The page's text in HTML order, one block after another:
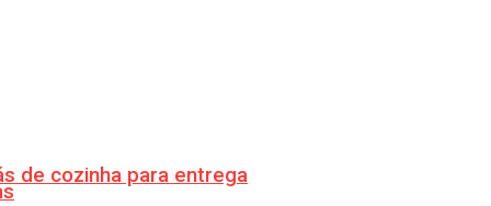
de cozinha para entrega